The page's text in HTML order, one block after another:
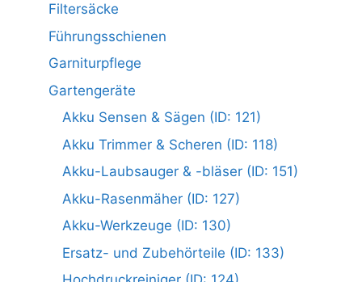
Filtersäcke
Führungsschienen
Garniturpflege
Gartengeräte
Akku Sensen & Sägen (ID: 121)
Akku Trimmer & Scheren (ID: 118)
Akku-Laubsauger & -bläser (ID: 151)
Akku-Rasenmäher (ID: 127)
Akku-Werkzeuge (ID: 130)
Ersatz- und Zubehörteile (ID: 133)